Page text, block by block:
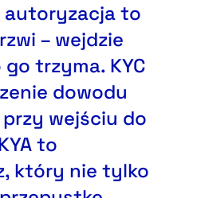
autoryzacja to
– wejdzie
trzyma. KYC
dowodu
przy wejściu do
to
który nie tylko